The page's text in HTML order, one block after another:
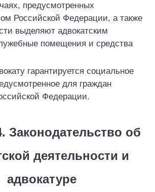
предусмотренных
Российской Федерации, а также
выделяют адвокатским
помещения и средства
гарантируется социальное
для граждан
Федерации.
Законодательство об
деятельности и
адвокатуре